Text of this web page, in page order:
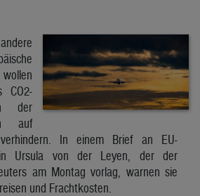
CO2-
der
auf
In einem Brief an EU-
Ursula von der Leyen, der der
am Montag vorlag, warnen sie
und Frachtkosten.